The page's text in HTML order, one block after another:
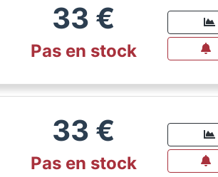
33 €
Pas en stock
33 €
Pas en stock